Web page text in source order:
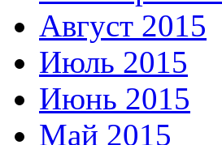
Август 2015
Июль 2015
Июнь 2015
Май 2015